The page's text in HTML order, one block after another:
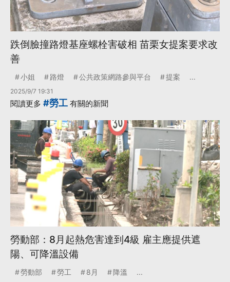
跌倒臉撞路燈基座螺栓害破相 苗栗女提案要求改
善
小姐 路燈 公共政策網路參與平台 提案 ...
2025/9/7 19:31
閱讀更多 #勞工 有關的新聞
勞動部：8月起熱危害達到4級 雇主應提供遮
陽、可降溫設備
勞動部 勞工 8月 降溫 ...